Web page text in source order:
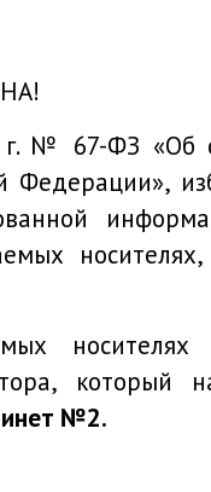
№ 67-ФЗ «Об
носителях,
в
который
№2.